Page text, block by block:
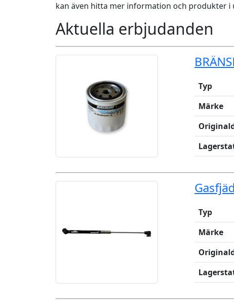
kan även hitta mer information och produkter i
Aktuella erbjudanden
Typ
Märke
Typ
Märke